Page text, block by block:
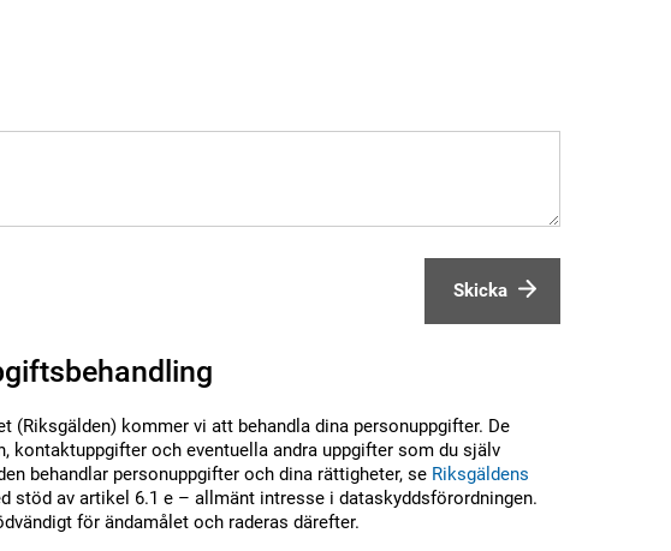
Skicka
(Riksgälden) kommer vi att behandla dina personuppgifter. De
kontaktuppgifter och eventuella andra uppgifter som du själv
behandlar personuppgifter och dina rättigheter, se Riksgäldens
stöd av artikel 6.1 e – allmänt intresse i dataskyddsförordningen.
för ändamålet och raderas därefter.